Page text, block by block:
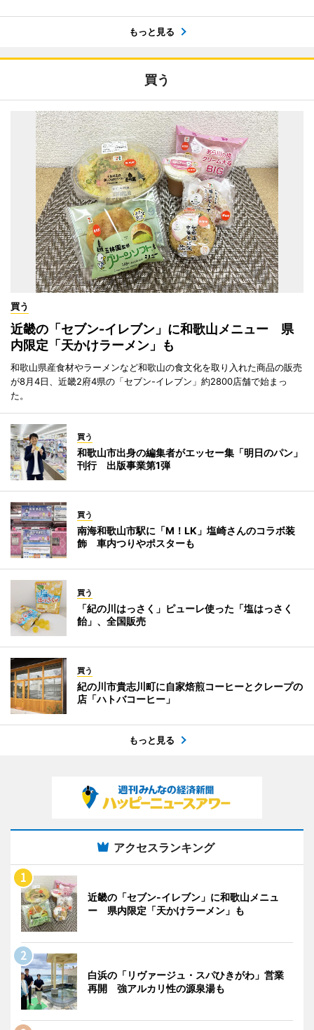
もっと見る
買う
買う
近畿の「セブン-イレブン」に和歌山メニュー 県
内限定「天かけラーメン」も
和歌山県産食材やラーメンなど和歌山の食文化を取り入れた商品の販売
が8月4日、近畿2府4県の「セブン-イレブン」約2800店舗で始まっ
た。
買う
和歌山市出身の編集者がエッセー集「明日のパン」
刊行 出版事業第1弾
買う
南海和歌山市駅に「M！LK」塩崎さんのコラボ装
飾 車内つりやポスターも
買う
「紀の川はっさく」ピューレ使った「塩はっさく
飴」、全国販売
買う
紀の川市貴志川町に自家焙煎コーヒーとクレープの
店「ハトバコーヒー」
もっと見る
アクセスランキング
近畿の「セブン-イレブン」に和歌山メニュ
ー 県内限定「天かけラーメン」も
白浜の「リヴァージュ・スパひきがわ」営業
再開 強アルカリ性の源泉湯も